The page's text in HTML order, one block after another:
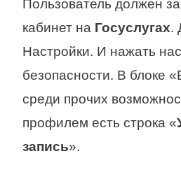
Пользователь должен
кабинет на Госуслугах.
Настройки. И нажать
безопасности. В блоке
среди прочих
профилем есть строка «
запись».